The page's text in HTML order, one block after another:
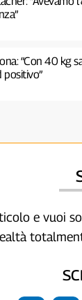
“Con 40 kg
e vuoi